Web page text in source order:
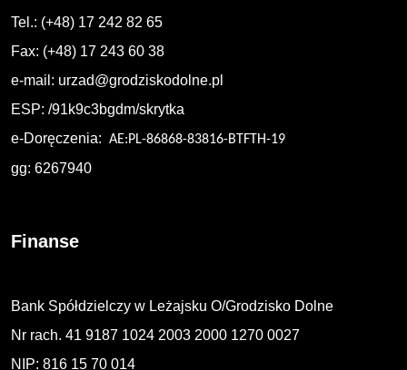
Tel.: (+48) 17 242 82 65
Fax: (+48) 17 243 60 38
e-mail: urzad@grodziskodolne.pl
ESP: /91k9c3bgdm/skrytka
e-Doręczenia: AE:PL-86868-83816-BTFTH-19
gg: 6267940
Finanse
Bank Spółdzielczy w Leżajsku O/Grodzisko Dolne
Nr rach. 41 9187 1024 2003 2000 1270 0027
NIP: 816 15 70 014